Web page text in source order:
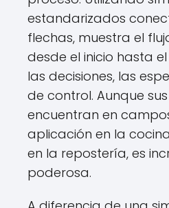
estandarizados
flechas, muestra el
desde el inicio hasta
las decisiones, las
de control. Aunque
encuentran en
aplicación en la
en la repostería, es
poderosa.